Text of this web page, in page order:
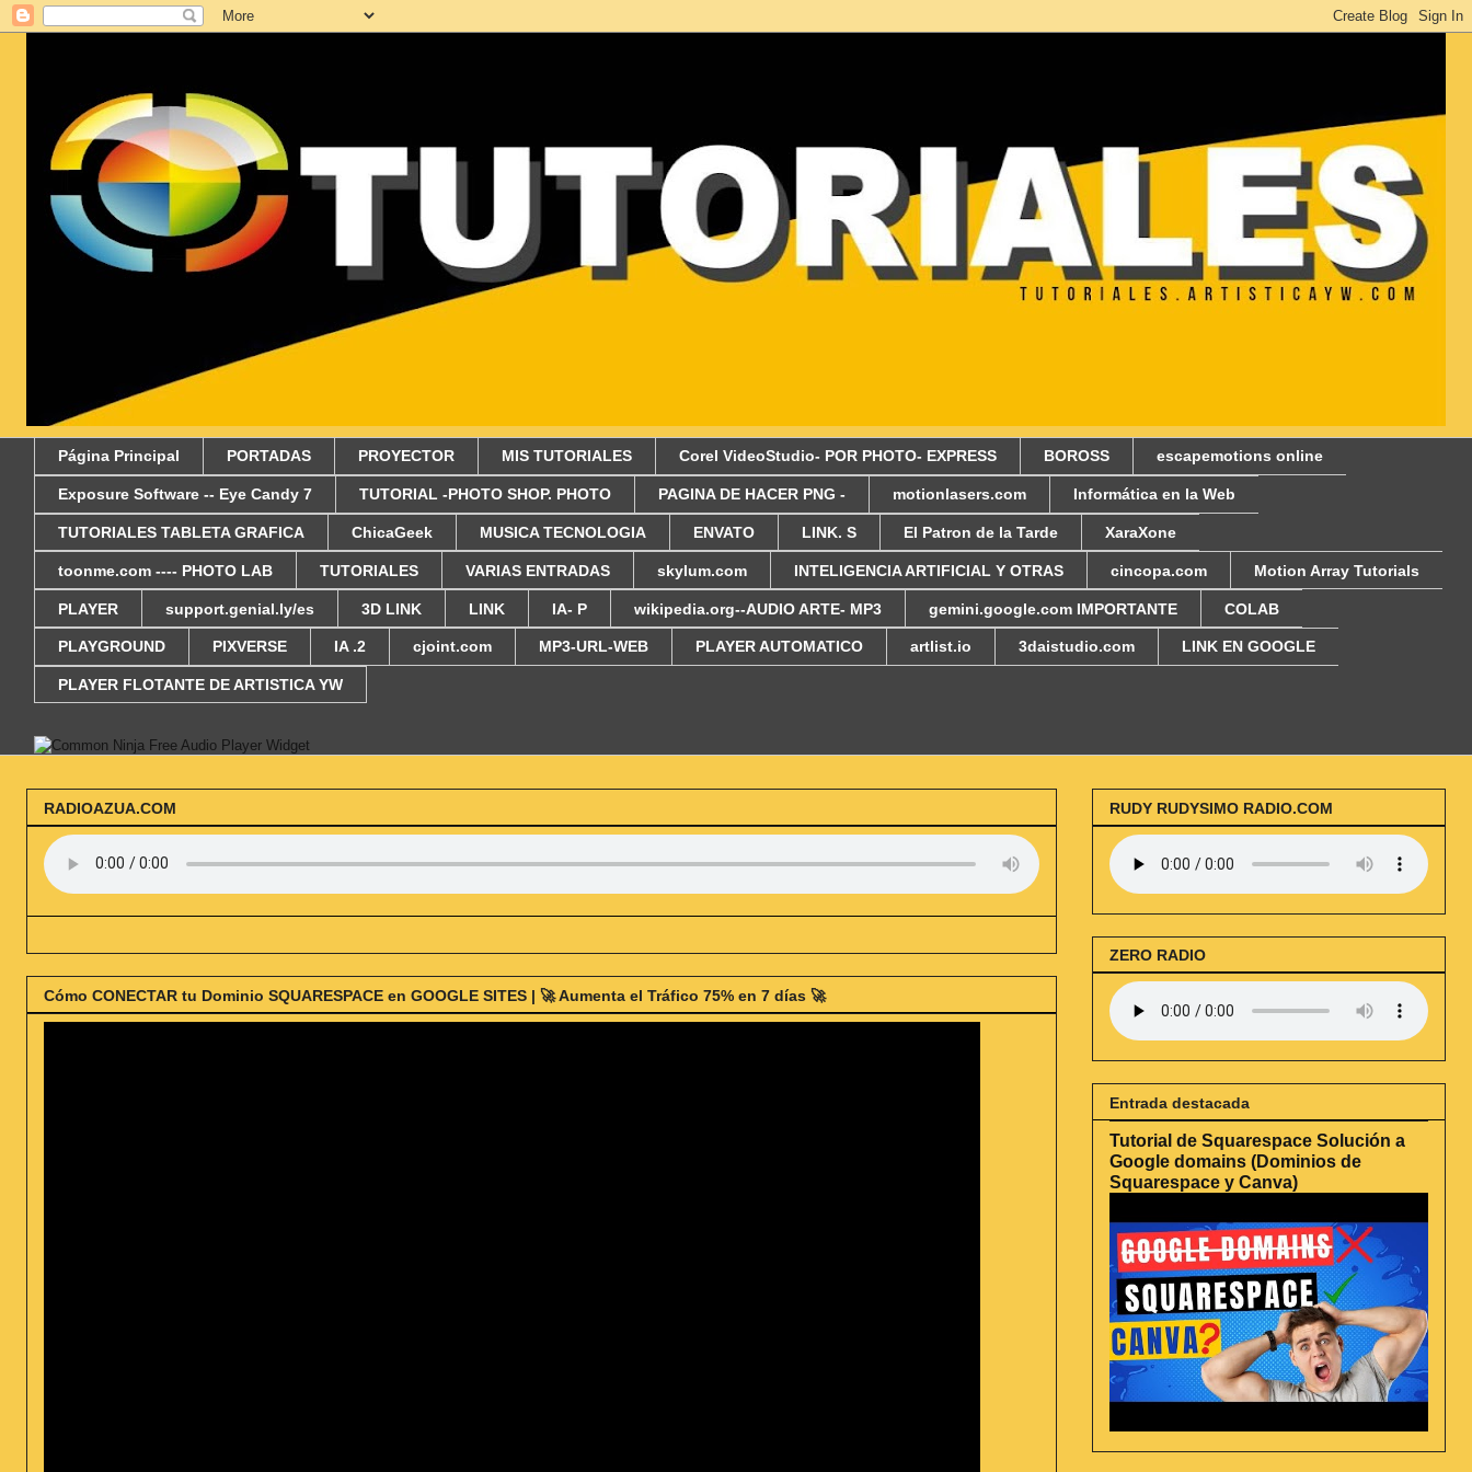
Página Principal PORTADAS PROYECTOR MIS TUTORIALES Corel VideoStudio- POR PHOTO- EXPRESS BOROSS escapemotions online
Exposure Software -- Eye Candy 7 TUTORIAL -PHOTO SHOP. PHOTO PAGINA DE HACER PNG - motionlasers.com Informática en la Web
TUTORIALES TABLETA GRAFICA ChicaGeek MUSICA TECNOLOGIA ENVATO LINK. S El Patron de la Tarde XaraXone
toonme.com ---- PHOTO LAB TUTORIALES VARIAS ENTRADAS skylum.com INTELIGENCIA ARTIFICIAL Y OTRAS cincopa.com Motion Array Tutorials
PLAYER support.genial.ly/es 3D LINK LINK IA- P wikipedia.org--AUDIO ARTE- MP3 gemini.google.com IMPORTANTE COLAB
PLAYGROUND PIXVERSE IA .2 cjoint.com MP3-URL-WEB PLAYER AUTOMATICO artlist.io 3daistudio.com LINK EN GOOGLE
PLAYER FLOTANTE DE ARTISTICA YW
Free Audio Player Widget
RADIOAZUA.COM
Cómo CONECTAR tu Dominio SQUARESPACE en GOOGLE SITES | 🚀 Aumenta el Tráfico 75% en 7 días 🚀
RUDY RUDYSIMO RADIO.COM
ZERO RADIO
Entrada destacada
Tutorial de Squarespace Solución a
Google domains (Dominios de
Squarespace y Canva)